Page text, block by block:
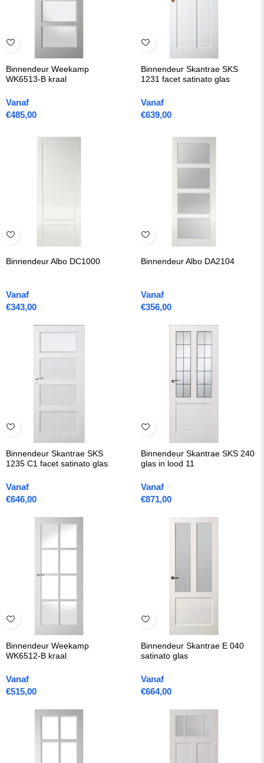
Binnendeur Weekamp
WK6513-B kraal
Vanaf
€485,00
Binnendeur Skantrae SKS
1231 facet satinato glas
Vanaf
€639,00
Binnendeur Albo DC1000
Vanaf
€343,00
Binnendeur Albo DA2104
Vanaf
€356,00
Binnendeur Skantrae SKS
1235 C1 facet satinato glas
Vanaf
€646,00
Binnendeur Skantrae SKS 240
glas in lood 11
Vanaf
€871,00
Binnendeur Weekamp
WK6512-B kraal
Vanaf
€515,00
Binnendeur Skantrae E 040
satinato glas
Vanaf
€664,00